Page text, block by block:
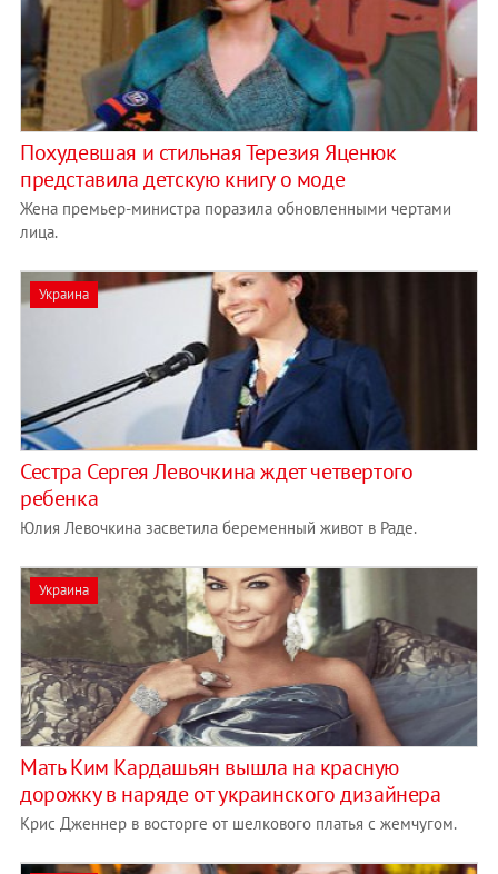
Похудевшая и стильная Терезия Яценюк
представила детскую книгу о моде
Жена премьер-министра поразила обновленными чертами
лица.
Украина
Сестра Сергея Левочкина ждет четвертого
ребенка
Юлия Левочкина засветила беременный живот в Раде.
Украина
Мать Ким Кардашьян вышла на красную
дорожку в наряде от украинского дизайнера
Крис Дженнер в восторге от шелкового платья с жемчугом.